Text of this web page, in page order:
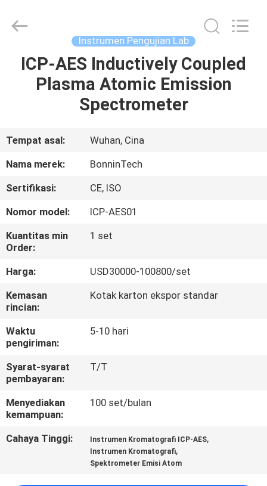
RUMAH
VIDEO
KAMI
TUR
PABRIK
KONTROL
KUALITAS
HUBUNGI
KAMI
PERMINTAAN
PENAWARAN
Copyright
Instrumen Pengujian Lab
ICP-AES Inductively Coupled
Plasma Atomic Emission
Spectrometer
Tempat asal:
Wuhan, Cina
Nama merek:
BonninTech
Sertifikasi:
CE, ISO
Nomor model:
ICP-AES01
Kuantitas min
Order:
1 set
Harga:
USD30000-100800/set
Kemasan
rincian:
Kotak karton ekspor standar
Waktu
pengiriman:
5-10 hari
Syarat-syarat
pembayaran:
T/T
Menyediakan
kemampuan:
100 set/bulan
Cahaya Tinggi: Instrumen Kromatografi ICP-AES,
Instrumen Kromatografi,
Spektrometer Emisi Atom